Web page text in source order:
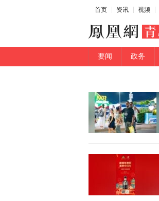
首页 资讯 视频
要闻 政务